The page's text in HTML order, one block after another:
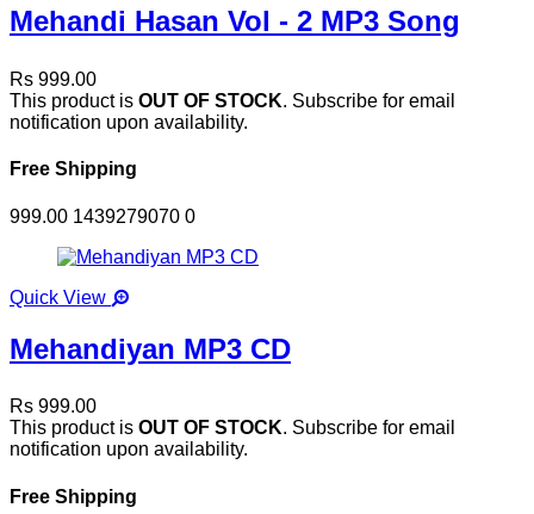
Mehandi Hasan Vol - 2 MP3 Song
Rs 999.00
This product is OUT OF STOCK. Subscribe for email
notification upon availability.
Free Shipping
999.00 1439279070 0
Quick View
Mehandiyan MP3 CD
Rs 999.00
This product is OUT OF STOCK. Subscribe for email
notification upon availability.
Free Shipping